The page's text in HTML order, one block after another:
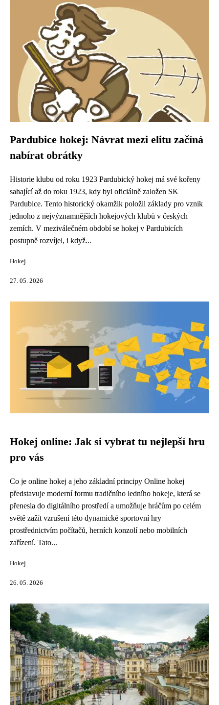
Pardubice hokej: Návrat mezi elitu začíná
nabírat obrátky
Historie klubu od roku 1923 Pardubický hokej má své kořeny
sahající až do roku 1923, kdy byl oficiálně založen SK
Pardubice. Tento historický okamžik položil základy pro vznik
jednoho z nejvýznamnějších hokejových klubů v českých
zemích. V meziválečném období se hokej v Pardubicích
postupně rozvíjel, i když...
Hokej
27. 05. 2026
Hokej online: Jak si vybrat tu nejlepší hru
pro vás
Co je online hokej a jeho základní principy Online hokej
představuje moderní formu tradičního ledního hokeje, která se
přenesla do digitálního prostředí a umožňuje hráčům po celém
světě zažít vzrušení této dynamické sportovní hry
prostřednictvím počítačů, herních konzolí nebo mobilních
zařízení. Tato...
Hokej
26. 05. 2026